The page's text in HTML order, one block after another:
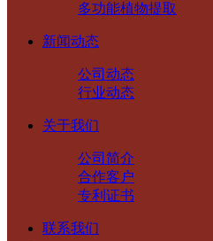
多功能植物提取
新闻动态
公司动态
行业动态
关于我们
公司简介
合作客户
专利证书
联系我们